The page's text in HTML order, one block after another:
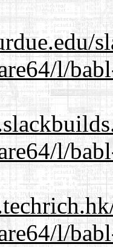
l/
l/
l/